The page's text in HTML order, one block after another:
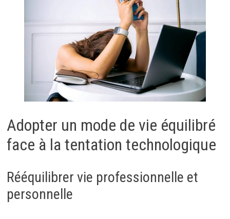
Adopter un mode de vie équilibré
face à la tentation technologique
Rééquilibrer vie professionnelle et
personnelle